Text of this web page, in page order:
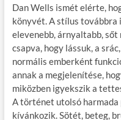
Dan Wells ismét elérte,
könyvét. A stílus továbbra
elevenebb, árnyaltabb, sőt
csapva, hogy lássuk, a
normális emberként
annak a megjelenítése,
miközben igyekszik a
A történet utolsó
kívánkozik. Sötét, beteg,